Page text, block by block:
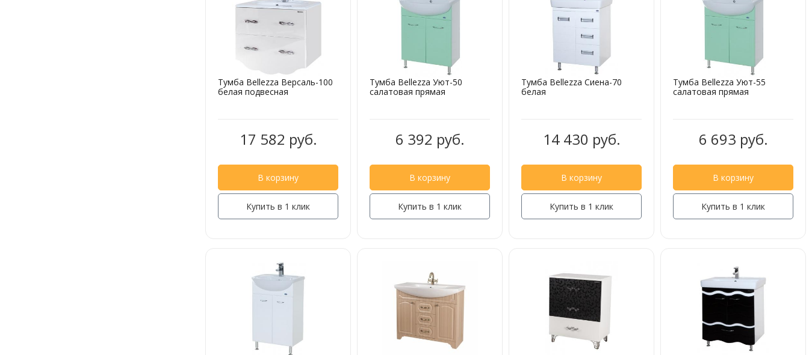
Тумба Bellezza Версаль-100
белая подвесная
17 582 руб.
В корзину
Купить в 1 клик
Тумба Bellezza Уют-50
салатовая прямая
6 392 руб.
В корзину
Купить в 1 клик
Тумба Bellezza Сиена-70
белая
14 430 руб.
В корзину
Купить в 1 клик
Тумба Bellezza Уют-55
салатовая прямая
6 693 руб.
В корзину
Купить в 1 клик